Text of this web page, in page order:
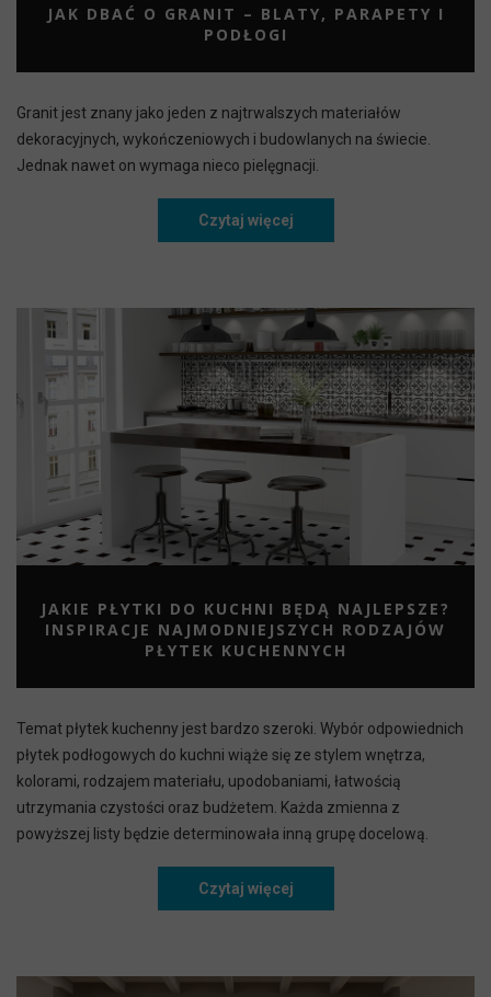
JAK DBAĆ O GRANIT – BLATY, PARAPETY I
PODŁOGI
Granit jest znany jako jeden z najtrwalszych materiałów
dekoracyjnych, wykończeniowych i budowlanych na świecie.
Jednak nawet on wymaga nieco pielęgnacji.
Czytaj więcej
JAKIE PŁYTKI DO KUCHNI BĘDĄ NAJLEPSZE?
INSPIRACJE NAJMODNIEJSZYCH RODZAJÓW
PŁYTEK KUCHENNYCH
Temat płytek kuchenny jest bardzo szeroki. Wybór odpowiednich
płytek podłogowych do kuchni wiąże się ze stylem wnętrza,
kolorami, rodzajem materiału, upodobaniami, łatwością
utrzymania czystości oraz budżetem. Każda zmienna z
powyższej listy będzie determinowała inną grupę docelową.
Czytaj więcej